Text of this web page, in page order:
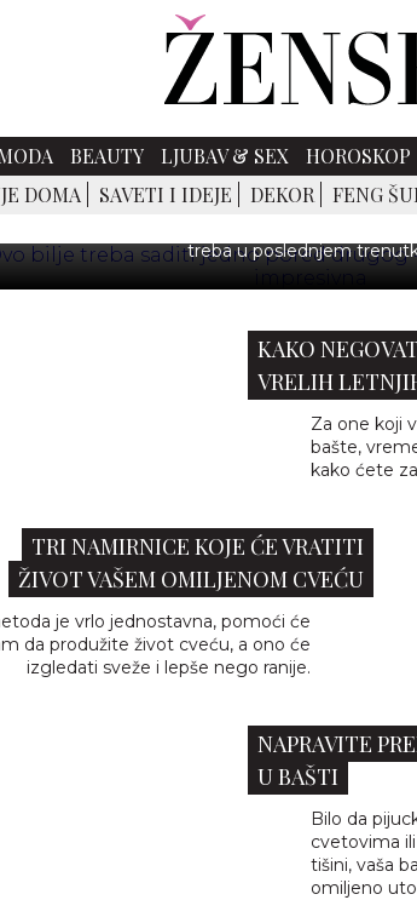
BEAUTY LJUBAV & SEX HOROSKOP
DOMA
SAVETI I IDEJE DEKOR FENG
TREBA SADITI JEDNO PORED
KOJA JE IMPRESIVNA
svežeg začinskog bilja iz vaše bašte može
treba u poslednjem
KAKO
VRELIH
Za one koji
bašte,
kako ćete
TRI NAMIRNICE KOJE ĆE VRATITI
ŽIVOT VAŠEM OMILJENOM CVEĆU
je vrlo jednostavna, pomoći će
da produžite život cveću, a ono će
izgledati sveže i lepše nego ranije.
NAPRAVITE
U BAŠTI
Bilo da
cvetovima
tišini, vaša
omiljeno